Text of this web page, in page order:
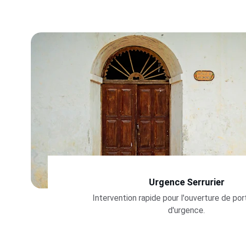
Urgence Serrurier
Intervention rapide pour l'ouverture de
d'urgence.